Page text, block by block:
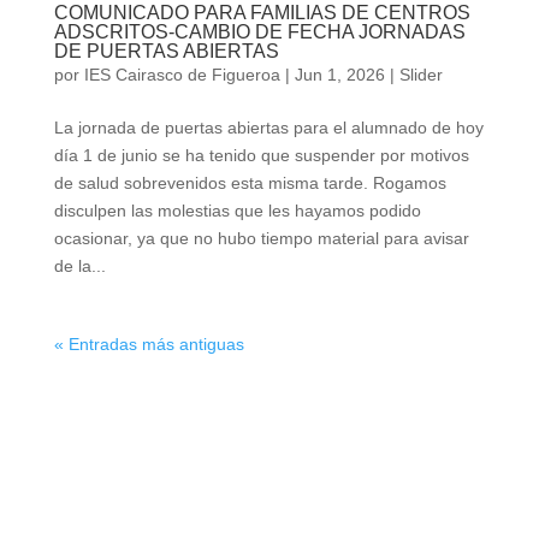
COMUNICADO PARA FAMILIAS DE CENTROS
ADSCRITOS-CAMBIO DE FECHA JORNADAS
DE PUERTAS ABIERTAS
por IES Cairasco de Figueroa | Jun 1, 2026 | Slider
La jornada de puertas abiertas para el alumnado de hoy
día 1 de junio se ha tenido que suspender por motivos
de salud sobrevenidos esta misma tarde. Rogamos
disculpen las molestias que les hayamos podido
ocasionar, ya que no hubo tiempo material para avisar
de la...
« Entradas más antiguas